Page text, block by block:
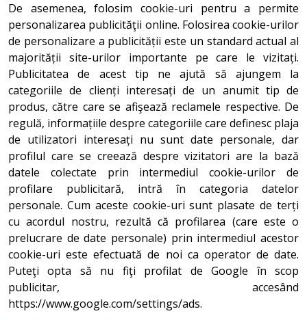
De asemenea, folosim cookie-uri pentru a permite
personalizarea publicităţii online. Folosirea cookie-urilor
de personalizare a publicității este un standard actual al
majorității site-urilor importante pe care le vizitați.
Publicitatea de acest tip ne ajută să ajungem la
categoriile de clienți interesați de un anumit tip de
produs, către care se afişează reclamele respective. De
regulă, informațiile despre categoriile care definesc plaja
de utilizatori interesați nu sunt date personale, dar
profilul care se creează despre vizitatori are la bază
datele colectate prin intermediul cookie-urilor de
profilare publicitară, intră în categoria datelor
personale. Cum aceste cookie-uri sunt plasate de terți
cu acordul nostru, rezultă că profilarea (care este o
prelucrare de date personale) prin intermediul acestor
cookie-uri este efectuată de noi ca operator de date.
Puteţi opta să nu fiţi profilat de Google în scop
publicitar, accesând
https://www.google.com/settings/ads.